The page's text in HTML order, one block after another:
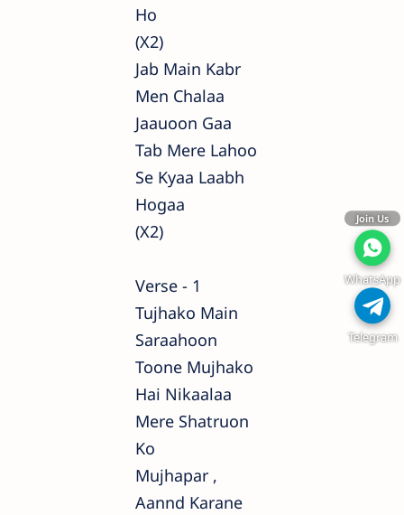
Ho
(x2)
Jab Main Kabr
Men Chalaa
Jaauoon Gaa
Tab Mere Lahoo
Se Kyaa Laabh
Hogaa
(x2)
Verse - 1
Tujhako Main
Saraahoon
Toone Mujhako
Hai Nikaalaa
Mere Shatruon
Ko
Mujhapar ,
Aannd Karane
Join Us
WhatsApp
Telegram